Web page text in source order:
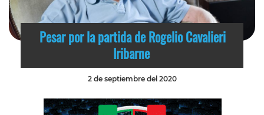
Pesar por la partida de Rogelio Cavalieri
Iribarne
2 de septiembre del 2020